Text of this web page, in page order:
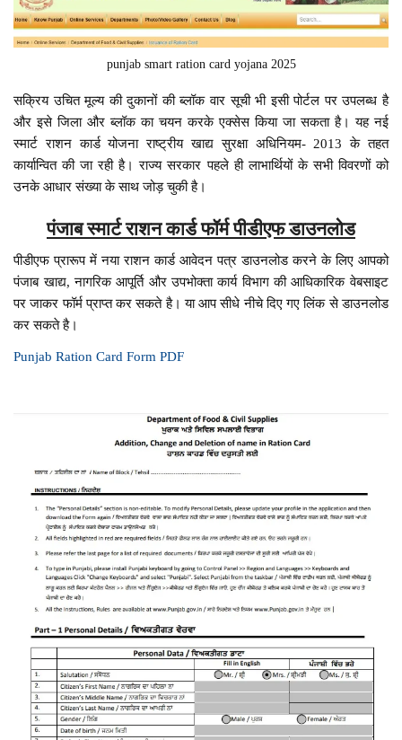
punjab smart ration card yojana 2025
सक्रिय उचित मूल्य की दुकानों की ब्लॉक वार सूची भी इसी पोर्टल पर उपलब्ध है
और इसे जिला और ब्लॉक का चयन करके एक्सेस किया जा सकता है। यह नई
स्मार्ट राशन कार्ड योजना राष्ट्रीय खाद्य सुरक्षा अधिनियम- 2013 के तहत
कार्यान्वित की जा रही है। राज्य सरकार पहले ही लाभार्थियों के सभी विवरणों को
उनके आधार संख्या के साथ जोड़ चुकी है।
पंजाब स्मार्ट राशन कार्ड फॉर्म पीडीएफ डाउनलोड
पीडीएफ प्रारूप में नया राशन कार्ड आवेदन पत्र डाउनलोड करने के लिए आपको
पंजाब खाद्य, नागरिक आपूर्ति और उपभोक्ता कार्य विभाग की आधिकारिक वेबसाइट
पर जाकर फॉर्म प्राप्त कर सकते है। या आप सीधे नीचे दिए गए लिंक से डाउनलोड
कर सकते है।
Punjab Ration Card Form PDF